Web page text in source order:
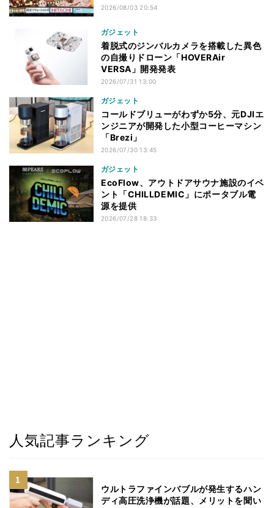
2026/08/03 20:54
ガジェット
着脱式のジンバルカメラを搭載した異色
の自撮りドローン「HOVERAir
VERSA」開発発表
2026/07/31 13:00
ガジェット
コールドブリューがわずか5分、元DJIエ
ンジニアが開発した小型コーヒーマシン
「Brezi」
2026/07/30 13:45
ガジェット
EcoFlow、アウトドアサウナ施設のイベ
ント「CHILLDEMIC」にポータブル電
源を提供
2026/07/28 18:33
人気記事ランキング
ウルトラファインバブルが発生するハン
ディ高圧洗浄機が話題、メリットを聞い